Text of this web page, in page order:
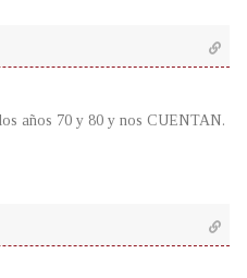
años 70 y 80 y nos CUENTAN.